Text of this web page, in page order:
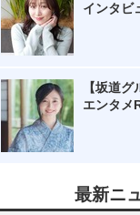
インタビ
【坂道
エンタメ
最新ニ